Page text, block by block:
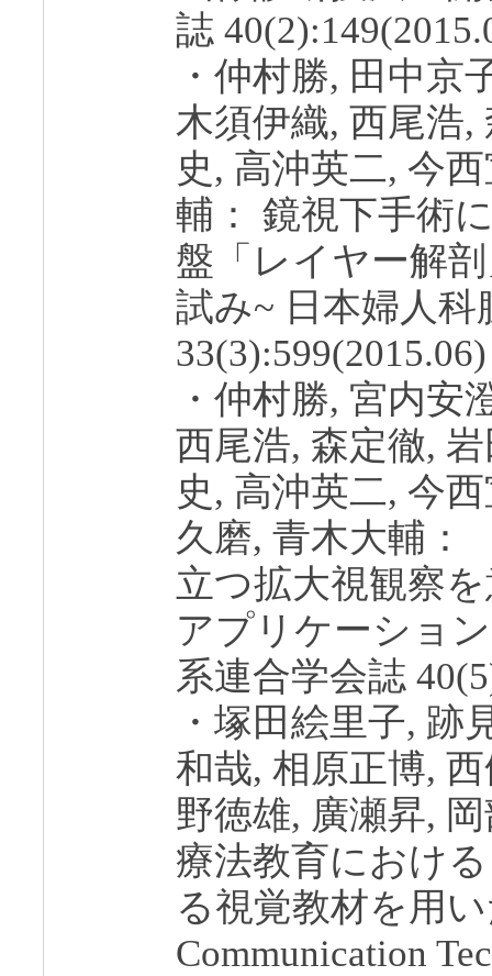
誌
・仲村勝, 田中京
木須伊織, 西尾浩,
史, 高沖英二, 今
輔： 鏡視下手術
盤「レイヤー解
試み~ 日本婦人科
33(3):599(2015.06)
・仲村勝, 宮内安
西尾浩, 森定徹,
史, 高沖英二, 今
久磨, 青木大輔：
立つ拡大視観察
アプリケーショ
系連合学会誌
・塚田絵里子, 跡
和哉, 相原正博,
野徳雄, 廣瀬昇,
療法教育におけ
る視覚教材を用
Communication